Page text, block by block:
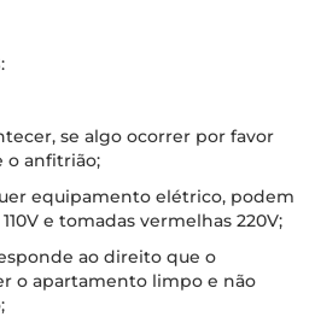
se algo ocorrer por favor
anfitrião;
equipamento elétrico, podem
e tomadas vermelhas 220V;
ao direito que o
o apartamento limpo e não